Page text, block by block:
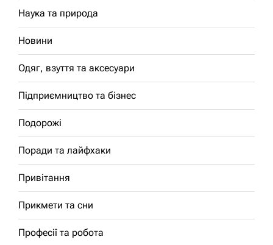
Наука та природа
Новини
Одяг, взуття та аксесуари
Підприємництво та бізнес
Подорожі
Поради та лайфхаки
Привітання
Прикмети та сни
Професії та робота